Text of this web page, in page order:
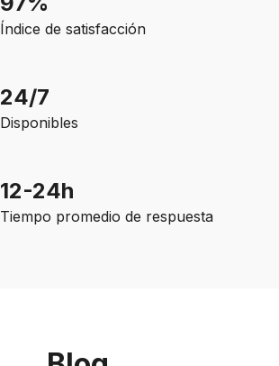
Índice de satisfacción
24/7
Disponibles
12-24h
Tiempo promedio de respuesta